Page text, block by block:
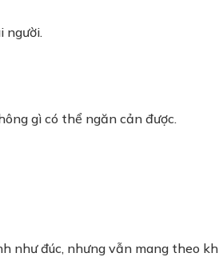
người.
gì có thể ngăn cản được.
như đúc, nhưng vẫn mang theo